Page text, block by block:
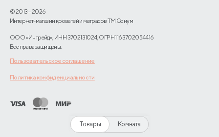
Товары Комната
© 2013—2026
Интернет-магазин кроватей и матрасов TM Сонум
ООО «Интрейд», ИНН 3702131024, ОГРН 1163702054416
Все права защищены.
Пользовательское соглашение
Политика конфиденциальности